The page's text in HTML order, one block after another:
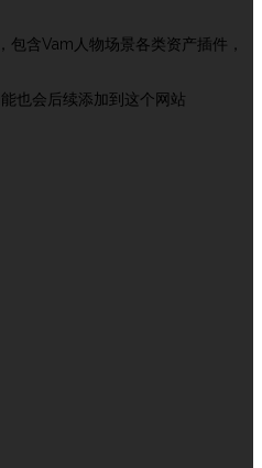
含Vam人物场景各类资产插件，
也会后续添加到这个网站